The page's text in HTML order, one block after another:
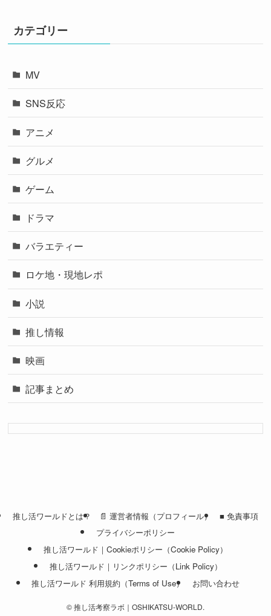
カテゴリー
MV
SNS反応
アニメ
グルメ
ゲーム
ドラマ
バラエティー
ロケ地・現地レポ
小説
推し情報
映画
記事まとめ
推し活ワールドとは？ 📄 運営者情報（プロフィール）
■ 免責事項
プライバシーポリシー
推し活ワールド｜Cookieポリシー（Cookie Policy）
推し活ワールド｜リンクポリシー（Link Policy）
推し活ワールド 利用規約（Terms of Use）
お問い合わせ
©推し活考察ラボ｜OSHIKATSU-WORLD.